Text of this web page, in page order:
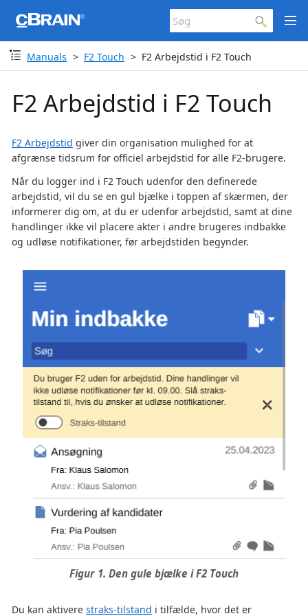
Manuals F2 Touch F2 Arbejdstid i F2 Touch
F2 Arbejdstid i F2 Touch
F2 Arbejdstid giver din organisation mulighed for at
afgrænse tidsrum for officiel arbejdstid for alle F2-brugere.
Når du logger ind i F2 Touch udenfor den definerede
arbejdstid, vil du se en gul bjælke i toppen af skærmen, der
informerer dig om, at du er udenfor arbejdstid, samt at dine
handlinger ikke vil placere akter i andre brugeres indbakke
og udløse notifikationer, før arbejdstiden begynder.
Figur 1. Den gule bjælke i F2 Touch
Du kan aktivere straks-tilstand i tilfælde, hvor det er